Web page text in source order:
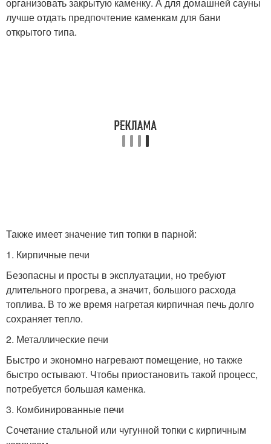
лучше отдать предпочтение каменкам для бани
открытого типа.
Также имеет значение тип топки в парной:
1. Кирпичные печи
Безопасны и просты в эксплуатации, но требуют
длительного прогрева, а значит, большого расхода
топлива. В то же время нагретая кирпичная печь долго
сохраняет тепло.
2. Металлические печи
Быстро и экономно нагревают помещение, но также
быстро остывают. Чтобы приостановить такой процесс,
потребуется большая каменка.
3. Комбинированные печи
Сочетание стальной или чугунной топки с кирпичным